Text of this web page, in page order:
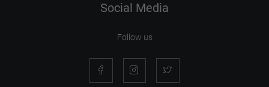
Social Media
Follow us